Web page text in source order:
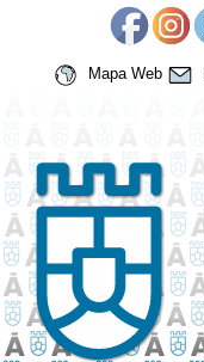
Mapa Web